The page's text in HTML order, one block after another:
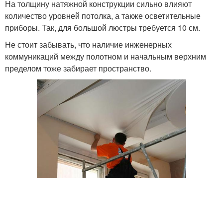
На толщину натяжной конструкции сильно влияют
количество уровней потолка, а также осветительные
приборы. Так, для большой люстры требуется 10 см.
Не стоит забывать, что наличие инженерных
коммуникаций между полотном и начальным верхним
пределом тоже забирает пространство.